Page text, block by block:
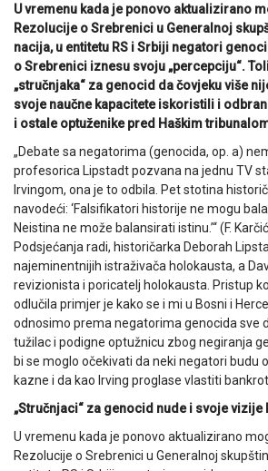
U vremenu kada je ponovo aktualizirano
Rezolucije o Srebrenici u Generalnoj
nacija, u entitetu RS i Srbiji negatori
o Srebrenici iznesu svoju „percepciju“.
„stručnjaka“ za genocid da čovjeku više
svoje naučne kapacitete iskoristili i
i ostale optuženike pred Haškim
„Debate sa negatorima (genocida, op. a)
profesorica Lipstadt pozvana na jednu TV
Irvingom, ona je to odbila. Pet stotina
navodeći: ‘Falsifikatori historije ne mogu
Neistina ne može balansirati istinu.’“ (F.
Podsjećanja radi, historičarka Deborah
najeminentnijih istraživača holokausta, a
revizionista i poricatelj holokausta. Pristup
odlučila primjer je kako se i mi u Bosni i
odnosimo prema negatorima genocida sve
tužilac i podigne optužnicu zbog negiranja
bi se moglo očekivati da neki negatori budu
kazne i da kao Irving proglase vlastiti bankrot.
„Stručnjaci“ za genocid nude i svoje vizije
U vremenu kada je ponovo aktualizirano
Rezolucije o Srebrenici u Generalnoj